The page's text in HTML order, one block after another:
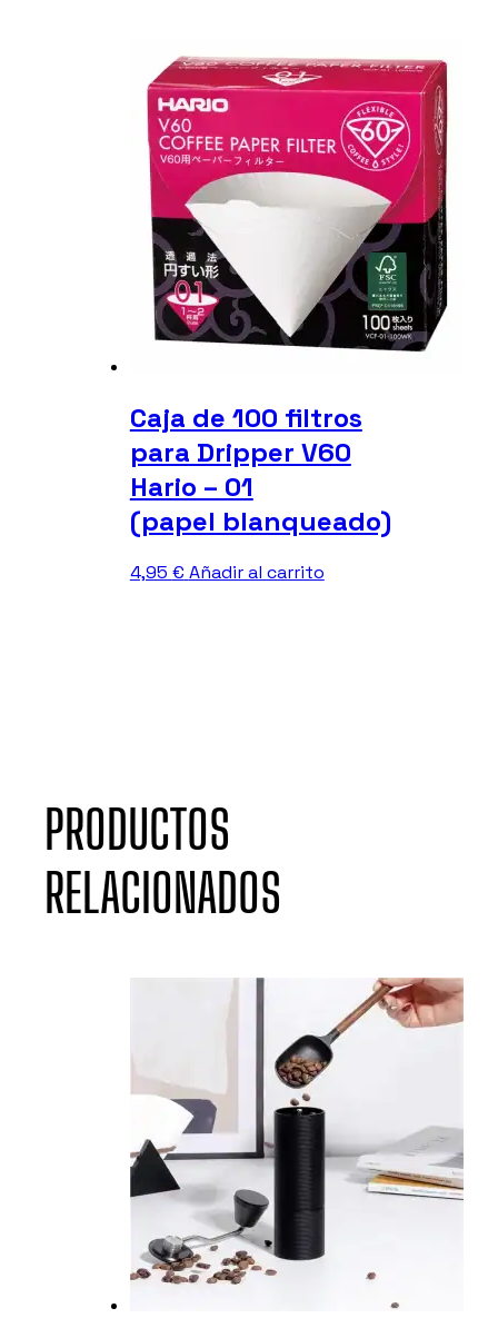
Caja de 100 filtros
para Dripper V60
Hario – 01
(papel blanqueado)
4,95 € Añadir al carrito
PRODUCTOS
RELACIONADOS